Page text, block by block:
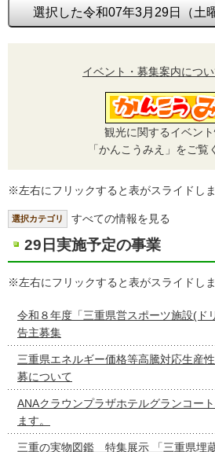
選択した令和07年3月29日（土
イベント・募集案内につ
観光に関するイベン
「かんこうみえ」をご覧
※左右にフリックすると表がスライドしま
選択カテゴリ すべての情報を見る
29日実施予定の事業
※左右にフリックすると表がスライドしま
令和８年度「三重県営スポーツ施設(ド
告主募集
三重県エネルギー価格等高騰対応生産
募について
ANAクラウンプラザホテルグランコー
ます。
三重の実物図鑑 特集展示 「三重県埋